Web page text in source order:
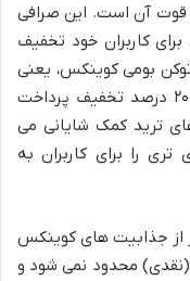
قوت آن است. این صرافی
کاربران خود تخفیف
بومی کوینکس، یعنی
CET، می توان کارمزدهای معاملاتی را با ۲۰ درصد تخفیف پرداخت
ترید کمک شایانی می
تری را برای کاربران به
از جذابیت های کوینکس
محدود نمی شود و